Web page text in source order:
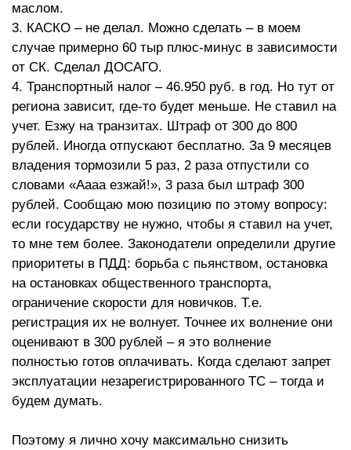
маслом.
3. КАСКО – не делал. Можно сделать – в моем
случае примерно 60 тыр плюс-минус в зависимости
от СК. Сделал ДОСАГО.
4. Транспортный налог – 46.950 руб. в год. Но тут от
региона зависит, где-то будет меньше. Не ставил на
учет. Езжу на транзитах. Штраф от 300 до 800
рублей. Иногда отпускают бесплатно. За 9 месяцев
владения тормозили 5 раз, 2 раза отпустили со
словами «Аааа езжай!», 3 раза был штраф 300
рублей. Сообщаю мою позицию по этому вопросу:
если государству не нужно, чтобы я ставил на учет,
то мне тем более. Законодатели определили другие
приоритеты в ПДД: борьба с пьянством, остановка
на остановках общественного транспорта,
ограничение скорости для новичков. Т.е.
регистрация их не волнует. Точнее их волнение они
оценивают в 300 рублей – я это волнение
полностью готов оплачивать. Когда сделают запрет
эксплуатации незарегистрированного ТС – тогда и
будем думать.
Поэтому я лично хочу максимально снизить